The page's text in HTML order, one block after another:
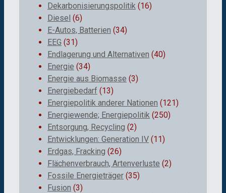
Dekarbonisierungspolitik (16)
Diesel (6)
E-Autos, Batterien (34)
EEG (31)
Endlagerung und Alternativen (40)
Energie (34)
Energie aus Biomasse (3)
Energiebedarf (13)
Energiepolitik anderer Nationen (121)
Energiewende; Energiepolitik (250)
Entsorgung, Recycling (2)
Entwicklungen: Generation IV (11)
Erdgas, Fracking (26)
Flächenverbrauch, Artenverluste (2)
Fossile Energieträger (35)
Fusion (3)